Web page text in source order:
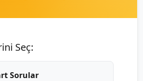
Seç:
Sorular